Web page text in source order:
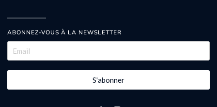
ABONNEZ-VOUS À LA NEWSLETTER
S'abonner